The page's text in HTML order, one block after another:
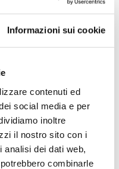
Informazioni sui cookie
contenuti ed
social media e per
inoltre
il nostro sito con i
dei dati web,
combinarle
epossidica;
velocità (giri/min):
(volume agitazione
anche a basso